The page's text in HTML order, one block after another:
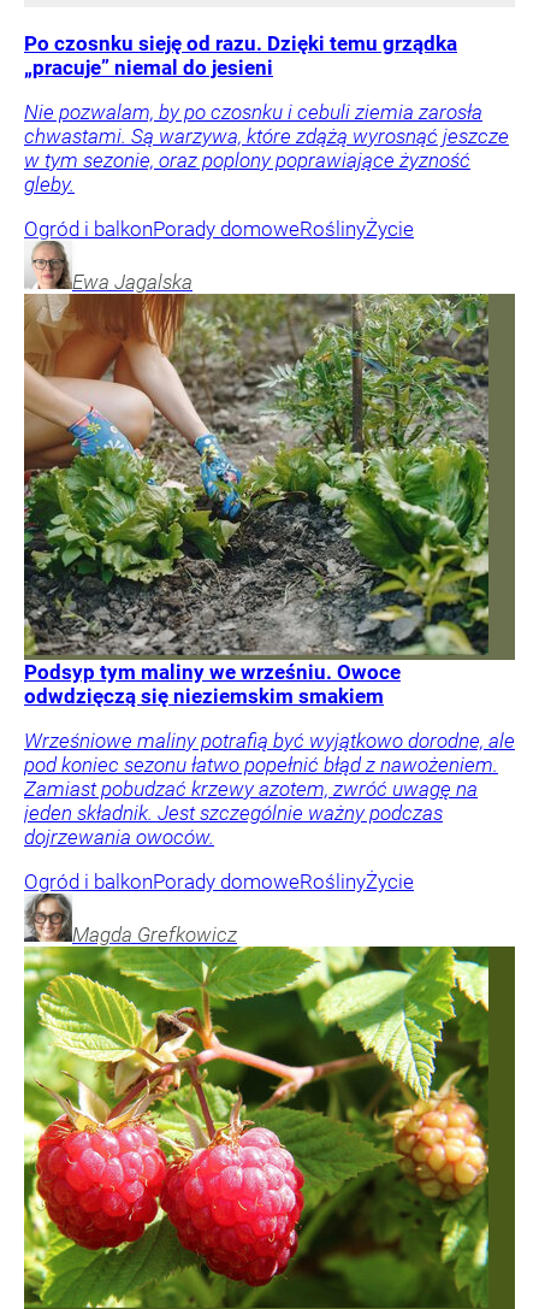
Po czosnku sieję od razu. Dzięki temu grządka
„pracuje” niemal do jesieni
Nie pozwalam, by po czosnku i cebuli ziemia zarosła
chwastami. Są warzywa, które zdążą wyrosnąć jeszcze
w tym sezonie, oraz poplony poprawiające żyzność
gleby.
Ogród i balkonPorady domoweRoślinyŻycie
Ewa Jagalska
Podsyp tym maliny we wrześniu. Owoce
odwdzięczą się nieziemskim smakiem
Wrześniowe maliny potrafią być wyjątkowo dorodne, ale
pod koniec sezonu łatwo popełnić błąd z nawożeniem.
Zamiast pobudzać krzewy azotem, zwróć uwagę na
jeden składnik. Jest szczególnie ważny podczas
dojrzewania owoców.
Ogród i balkonPorady domoweRoślinyŻycie
Magda Grefkowicz